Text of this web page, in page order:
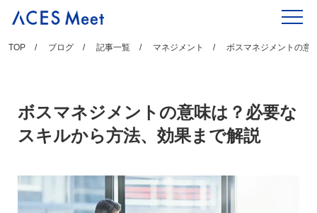
content
TOP ブログ 記事一覧 マネジメント ボスマネジメントの意
ボスマネジメントの意味は？必要な
スキルから方法、効果まで解説